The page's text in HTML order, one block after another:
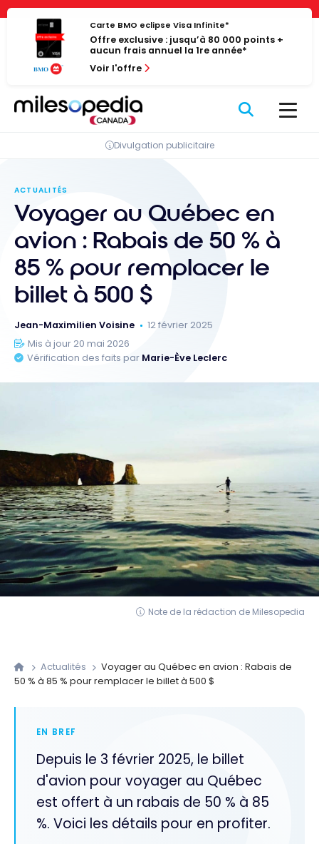
Panneau de gestion des cookies
Passer
contenu
Carte BMO eclipse Visa Infinite*
Offre exclusive : jusqu’à 80 000 points +
aucun frais annuel la 1re année*
Voir l'offre
Divulgation publicitaire
ACTUALITÉS
Voyager au Québec en
avion : Rabais de 50 % à
85 % pour remplacer le
billet à 500 $
Jean-Maximilien Voisine
12 février 2025
Mis à jour 20 mai 2026
Vérification des faits par Marie-Ève Leclerc
Note de la rédaction de Milesopedia
Actualités
Voyager au Québec en avion : Rabais de
50 % à 85 % pour remplacer le billet à 500 $
EN BREF
Depuis le 3 février 2025, le billet
d'avion pour voyager au Québec
est offert à un rabais de 50 % à 85
%. Voici les détails pour en profiter.